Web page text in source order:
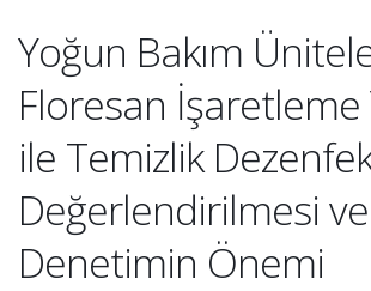
Yoğun Bakım
Floresan
ile Temizlik
Değerlendirilmesi
Denetimin Önemi